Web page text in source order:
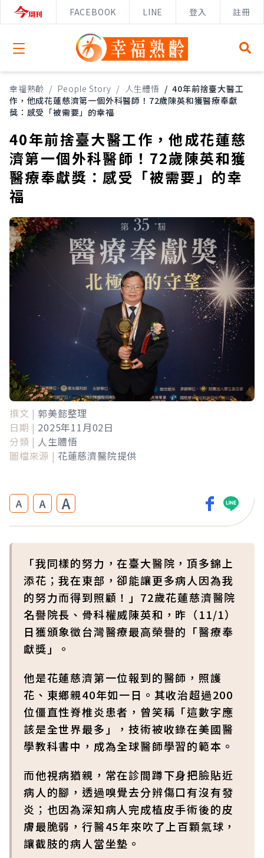
FACEBOOK LINE 登入 註冊
Open menu
幸福熟齡 / People Story / 人生體悟 / 40年前捨臺大醫工
作，他成花蓮慈濟第一個外科醫師！72歲陳英和獲醫療奉獻
獎：感受「被需要」的幸福
40年前捨臺大醫工作，他成花蓮慈
濟第一個外科醫師！72歲陳英和獲
醫療奉獻獎：感受「被需要」的幸
福
撰文 | 郭美懿整理
日期 | 2025年11月02日
分類 | 人生體悟
圖檔來源 | 花蓮慈濟醫院提供
A A A
「我同樣的努力，在臺大醫院，頂多錦上
添花；我在東部，卻能讓更多病人因為我
的努力而得到照顧！」72歲花蓮慈濟醫院
名譽院長、骨科權威陳英和，昨（11/1）
日獲頒象徵台灣醫療最高榮譽的「醫療奉
獻獎」。
他是花蓮慈濟第一位報到的醫師，照護
花、東鄉親40年如一日。其收治超過200
位僵直性脊椎炎患者，曾笑稱「這數字應
該是全世界最多」，技術被收錄在美國醫
學教科書中，成為全球醫師學習的範本。
而他視病猶親，常在診間蹲下身把臉貼近
病人的腳，透過嗅覺去分辨傷口有沒有發
炎；也因為深知病人完成植皮手術後的皮
膚最脆弱，行醫45年來吹了上百顆氣球，
讓截肢的病人當坐墊。